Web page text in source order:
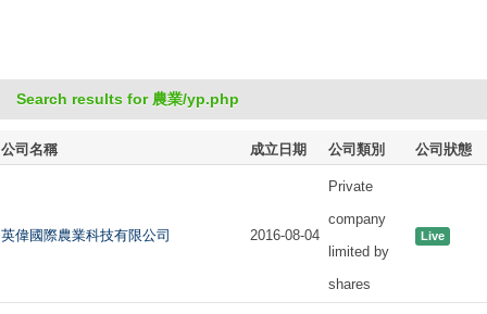
Search results for 農業/yp.php
公司名稱 成立日期 公司類別 公司狀態
英偉國際農業科技有限公司 2016-08-04
Private
company
limited by
shares
Live